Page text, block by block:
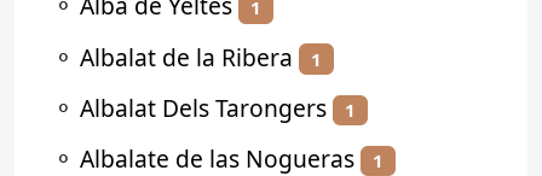
1
⚬ Albalat de la Ribera 1
⚬ Albalat Dels Tarongers 1
⚬ Albalate de las Nogueras 1